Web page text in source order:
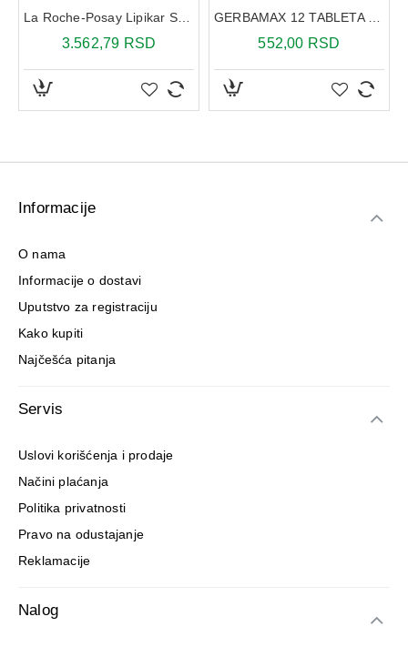
La Roche-Posay Lipikar Syndet AP+ 400ml + 50% popusta na Refill pakovanje 400ml
3.562,79 RSD 552,00 RSD
Informacije
O nama
Informacije o dostavi
Uputstvo za registraciju
Kako kupiti
Najčešća pitanja
Servis
Uslovi korišćenja i prodaje
Načini plaćanja
Politika privatnosti
Pravo na odustajanje
Reklamacije
Nalog